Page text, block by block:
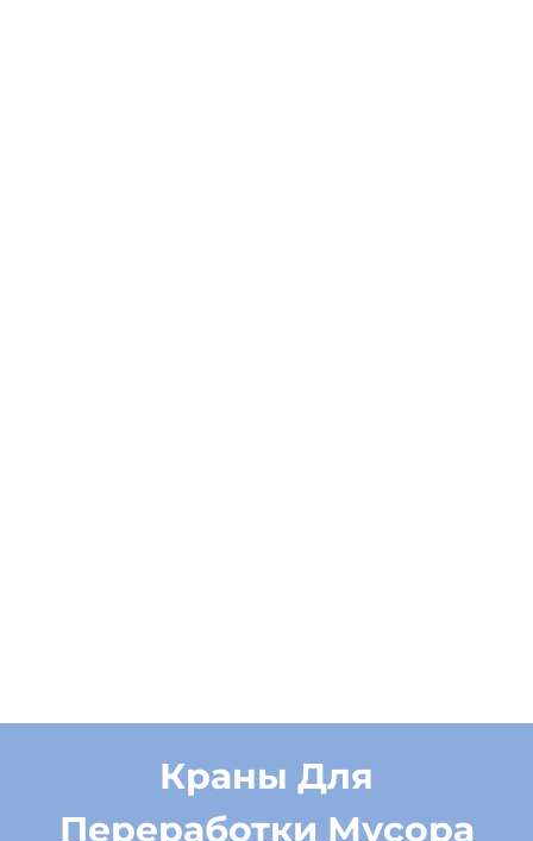
Краны Для
Переработки Мусора